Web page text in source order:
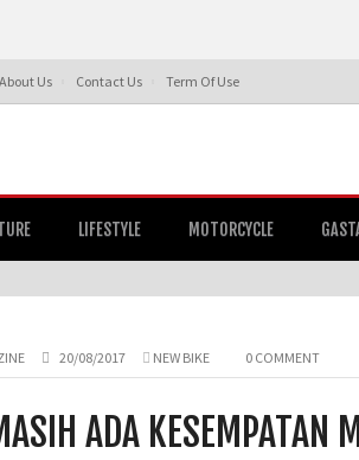
About Us Contact Us Term Of Use
LIFESTYLE MOTORCYCLE
20/08/2017 NEW BIKE 0 COMMENT
ADA KESEMPATAN